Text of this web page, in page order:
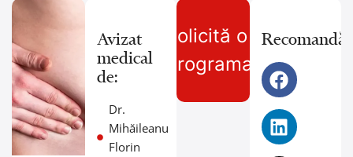
Avizat
medical
de:
Dr.
Mihăileanu
Florin
Solicită o
programare
Recomandă: